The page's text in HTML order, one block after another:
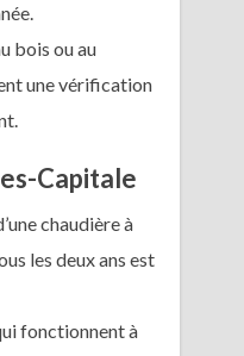
bois ou au
une vérification
Capitale
chaudière à
les deux ans est
fonctionnent à